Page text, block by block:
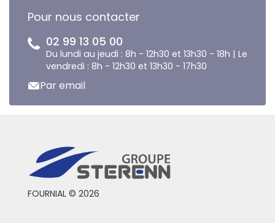
Pour nous contacter
02 99 13 05 00
Du lundi au jeudi : 8h - 12h30 et 13h30 - 18h | Le
vendredi : 8h - 12h30 et 13h30 - 17h30
Par email
FOURNIAL © 2026